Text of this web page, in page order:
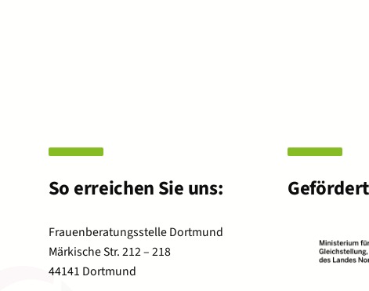
So erreichen Sie uns:
Frauenberatungsstelle Dortmund
Märkische Str. 212 – 218
44141 Dortmund